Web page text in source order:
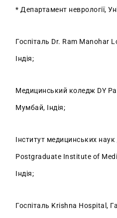
* Департамент неврології,
Госпіталь Dr. Ram Manohar
Індія;
Медицинський коледж DY
Мумбай, Індія;
Інститут медицинських наук
Postgraduate Institute of
Індія;
Госпіталь Krishna Hospital,